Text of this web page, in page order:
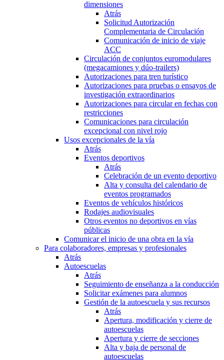
dimensiones
Atrás
Solicitud Autorización
Complementaria de Circulación
Comunicación de inicio de viaje
ACC
Circulación de conjuntos euromodulares
(megacamiones y dúo-trailers)
Autorizaciones para tren turístico
Autorizaciones para pruebas o ensayos de
investigación extraordinarios
Autorizaciones para circular en fechas con
restricciones
Comunicaciones para circulación
excepcional con nivel rojo
Usos excepcionales de la vía
Atrás
Eventos deportivos
Atrás
Celebración de un evento deportivo
Alta y consulta del calendario de
eventos programados
Eventos de vehículos históricos
Rodajes audiovisuales
Otros eventos no deportivos en vías
públicas
Comunicar el inicio de una obra en la vía
Para colaboradores, empresas y profesionales
Atrás
Autoescuelas
Atrás
Seguimiento de enseñanza a la conducción
Solicitar exámenes para alumnos
Gestión de la autoescuela y sus recursos
Atrás
Apertura, modificación y cierre de
autoescuelas
Apertura y cierre de secciones
Alta y baja de personal de
autoescuelas